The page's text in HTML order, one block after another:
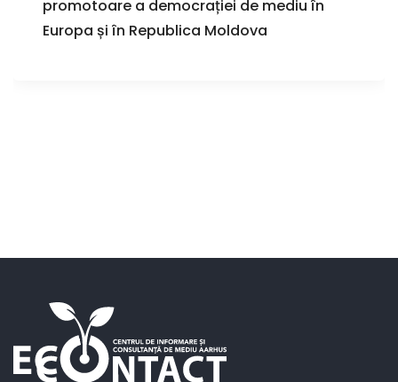
promotoare a democrației de mediu în
Europa și în Republica Moldova